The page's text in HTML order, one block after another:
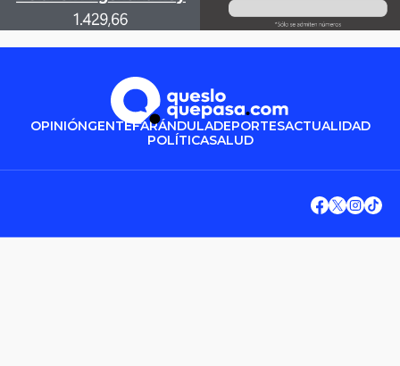
OPINIÓNGENTEFARÁNDULADEPORTESACTUALIDAD
POLÍTICASALUD